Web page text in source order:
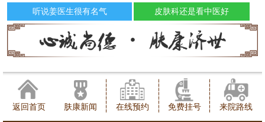
听说姜医生很有名气 皮肤科还是看中医好
返回首页 肤康新闻 在线预约 免费挂号 来院路线